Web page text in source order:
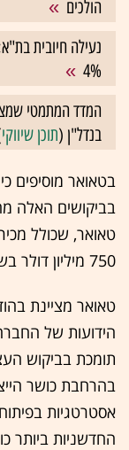
הולכים
4%
המדד המתמטי
בנדל"ן (תוכן שיווקי
בטאואר מוסיפים
בביקושים האלה
750 מיליון דולר בשנת 2028.
טאואר מציינת
הידועות של
בהרחבת כושר
אסטרטגיות
החדשניות ביותר